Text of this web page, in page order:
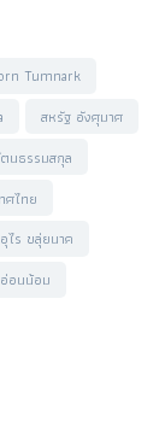
Tumnark
สหรัฐ อังศุมาศ
นธรรมสกุล
ศไทย
อุไร ขลุ่ยนาค
อนน้อม